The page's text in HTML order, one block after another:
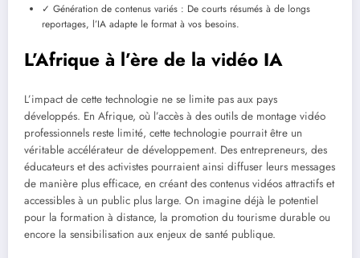
✓ Génération de contenus variés : De courts résumés à de longs
reportages, l’IA adapte le format à vos besoins.
L’Afrique à l’ère de la vidéo IA
L’impact de cette technologie ne se limite pas aux pays
développés. En Afrique, où l’accès à des outils de montage vidéo
professionnels reste limité, cette technologie pourrait être un
véritable accélérateur de développement. Des entrepreneurs, des
éducateurs et des activistes pourraient ainsi diffuser leurs messages
de manière plus efficace, en créant des contenus vidéos attractifs et
accessibles à un public plus large. On imagine déjà le potentiel
pour la formation à distance, la promotion du tourisme durable ou
encore la sensibilisation aux enjeux de santé publique.